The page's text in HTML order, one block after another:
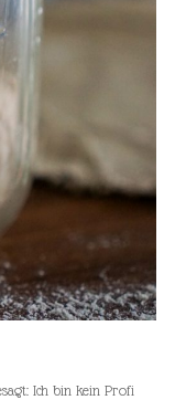
Ich bin kein Profi